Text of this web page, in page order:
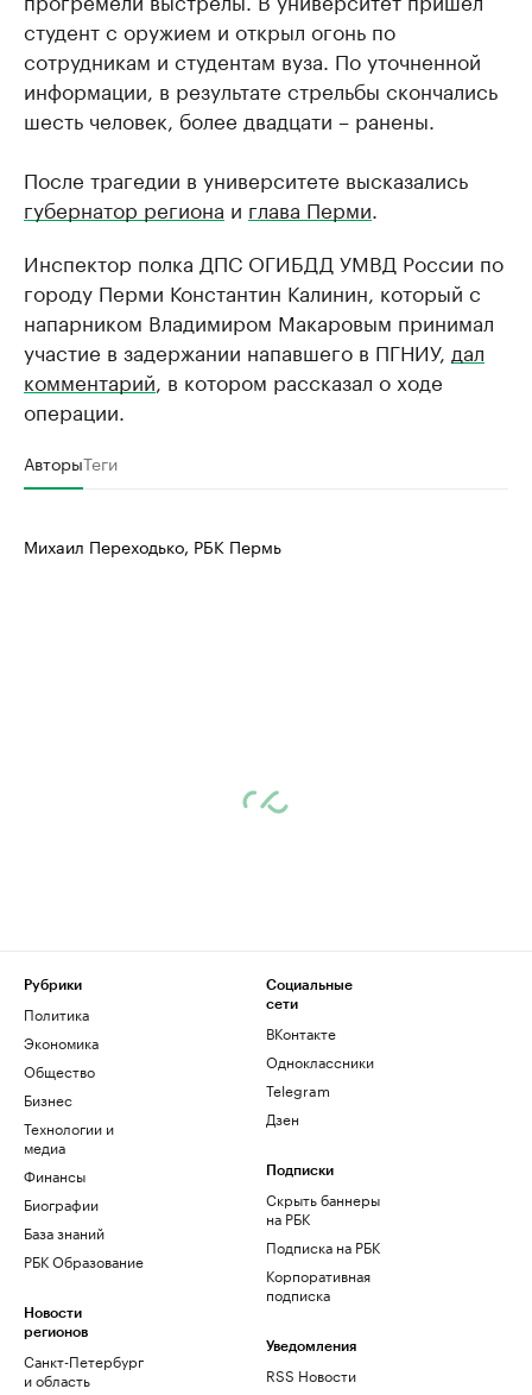
студент с оружием и открыл огонь по
сотрудникам и студентам вуза. По уточненной
информации, в результате стрельбы скончались
шесть человек, более двадцати – ранены.
После трагедии в университете высказались
губернатор региона и глава Перми
Инспектор полка ДПС ОГИБДД УМВД России по
городу Перми Константин Калинин, который с
напарником Владимиром Макаровым принимал
участие в задержании напавшего в ПГНИУ, дал
комментарий , в котором рассказал о ходе
операции.
АвторыТеги
Михаил Переходько, РБК Пермь
Рубрики
Политика
Экономика
Общество
Бизнес
Технологии и
медиа
Финансы
Биографии
База знаний
РБК Образование
Новости
регионов
Санкт-Петербург
и область
Социальные
сети
ВКонтакте
Одноклассники
Telegram
Дзен
Подписки
Скрыть баннеры
на РБК
Подписка на РБК
Корпоративная
подписка
Уведомления
RSS Новости